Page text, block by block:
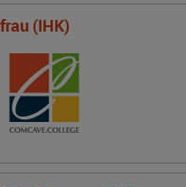
(IHK)